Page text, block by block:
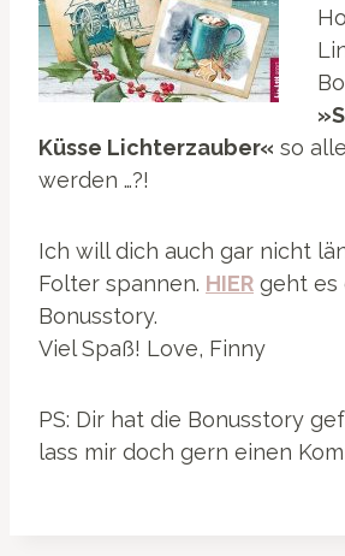
Küsse Lichterzauber« so
werden …?!
Ich will dich auch gar nicht
Folter spannen. HIER geht es
Bonusstory.
Viel Spaß! Love, Finny
PS: Dir hat die Bonusstory
lass mir doch gern einen